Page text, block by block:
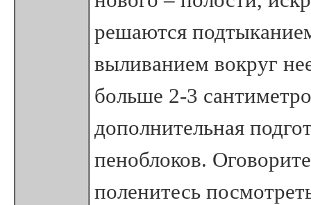
решаются
выливанием вокруг
больше 2-3
дополнительная
пеноблоков.
поленитесь